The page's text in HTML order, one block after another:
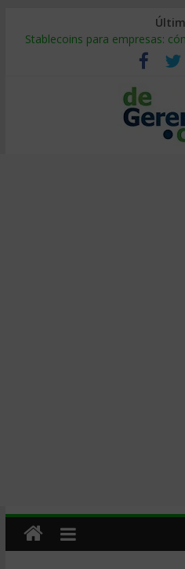
Stablecoins para empresas:
Despido silencioso: qué es y
IA en selección de personal:
Trabajo forzoso en la cadena
Mercado hispano de EE. UU.: